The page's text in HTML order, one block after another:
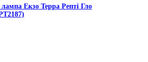
Екзо Терра Репті Гло